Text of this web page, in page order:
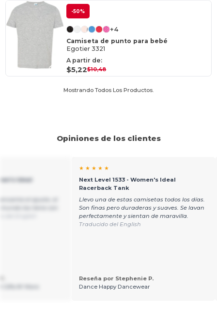
-50%
+4
Camiseta de punto para bebé
Egotier 3321
A partir de:
$5,22$10,48
Mostrando Todos Los Productos.
Opiniones de los clientes
Ideal
★ ★ ★ ★ ★
Next Level 1533 - Women's Ideal
Racerback Tank
Llevo una de estas camisetas todos los días.
Son finas pero duraderas y suaves. Se lavan
perfectamente y sientan de maravilla.
Traducido del English
Reseña por Stephenie P.
Dance Happy Dancewear